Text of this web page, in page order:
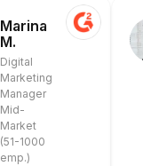
Marina
M.
Digital
Marketing
Manager
Mid-
Market
(51-1000
emp.)